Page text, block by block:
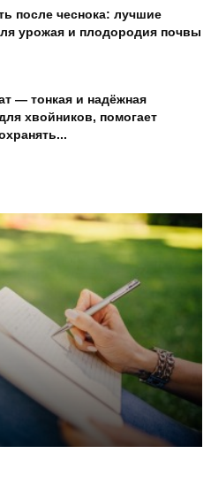
после чеснока: лучшие
урожая и плодородия почвы
— тонкая и надёжная
хвойников, помогает